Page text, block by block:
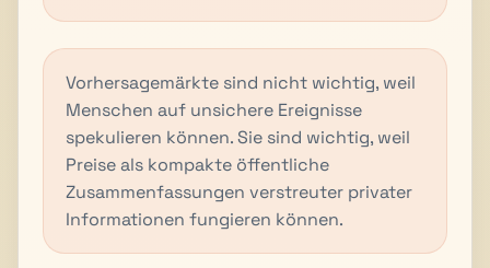
Vorhersagemärkte sind nicht wichtig, weil
Menschen auf unsichere Ereignisse
spekulieren können. Sie sind wichtig, weil
Preise als kompakte öffentliche
Zusammenfassungen verstreuter privater
Informationen fungieren können.